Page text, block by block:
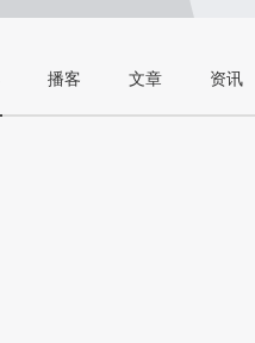
播客 文章 资讯